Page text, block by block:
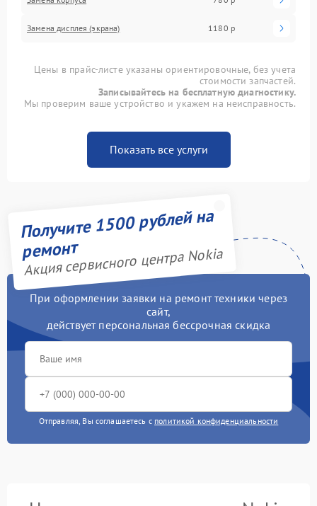
Замена дисплея (экрана) 1180 р
Цены в прайс-листе указаны ориентировочные, без учета
стоимости запчастей.
Записывайтесь на бесплатную диагностику.
Мы проверим ваше устройство и укажем на неисправность.
Показать все услуги
Получите 1500 рублей на
ремонт
Акция сервисного центра Nokia
При оформлении заявки на ремонт техники через
сайт,
действует персональная бессрочная скидка
Отправляя, Вы соглашаетесь с политикой конфиденциальности